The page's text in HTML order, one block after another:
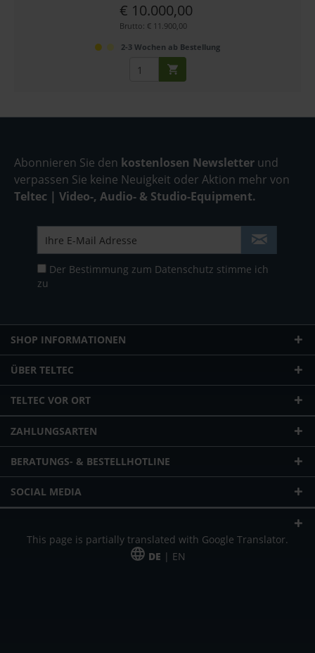
€ 10.000,00
Brutto: € 11.900,00
2-3 Wochen ab Bestellung
Abonnieren Sie den kostenlosen Newsletter und
verpassen Sie keine Neuigkeit oder Aktion mehr von
Teltec | Video-, Audio- & Studio-Equipment.
Der Bestimmung zum Datenschutz stimme ich
zu
SHOP INFORMATIONEN
ÜBER TELTEC
TELTEC VOR ORT
ZAHLUNGSARTEN
BERATUNGS- & BESTELLHOTLINE
SOCIAL MEDIA
This page is partially translated with Google Translator.
DE | EN